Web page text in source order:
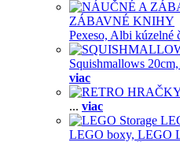
ZÁBAVNÉ KNIHY
Pexeso, Albi kúzelné
Squishmallows 20cm,
viac
... viac
LEGO boxy, LEGO